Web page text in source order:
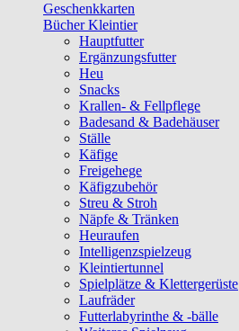
Geschenkkarten
Bücher Kleintier
Hauptfutter
Ergänzungsfutter
Heu
Snacks
Krallen- & Fellpflege
Badesand & Badehäuser
Ställe
Käfige
Freigehege
Käfigzubehör
Streu & Stroh
Näpfe & Tränken
Heuraufen
Intelligenzspielzeug
Kleintiertunnel
Spielplätze & Klettergerüste
Laufräder
Futterlabyrinthe & -bälle